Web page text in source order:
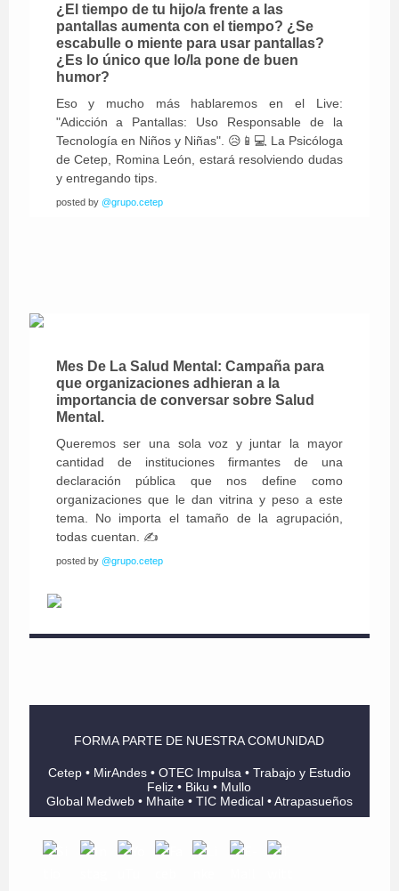
¿El tiempo de tu hijo/a frente a las
pantallas aumenta con el tiempo? ¿Se
escabulle o miente para usar pantallas?
¿Es lo único que lo/la pone de buen
humor?
Eso y mucho más hablaremos en el Live:
"Adicción a Pantallas: Uso Responsable de la
Tecnología en Niños y Niñas". 😥📱💻 La Psicóloga
de Cetep, Romina León, estará resolviendo dudas
y entregando tips.
posted by @grupo.cetep
Mes De La Salud Mental: Campaña para
que organizaciones adhieran a la
importancia de conversar sobre Salud
Mental.
Queremos ser una sola voz y juntar la mayor
cantidad de instituciones firmantes de una
declaración pública que nos define como
organizaciones que le dan vitrina y peso a este
tema. No importa el tamaño de la agrupación,
todas cuentan. ✍️
posted by @grupo.cetep
FORMA PARTE DE NUESTRA COMUNIDAD
Cetep • MirAndes • OTEC Impulsa • Trabajo y Estudio
Feliz • Biku • Mullo
Global Medweb • Mhaite • TIC Medical • Atrapasueños